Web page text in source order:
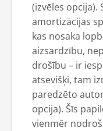
(izvēles opcija).
amortizācijas
kas nosaka
aizsardzību,
drošību – ir
atsevišķi, tam
paredzēto
opcija). Šīs
vienmēr